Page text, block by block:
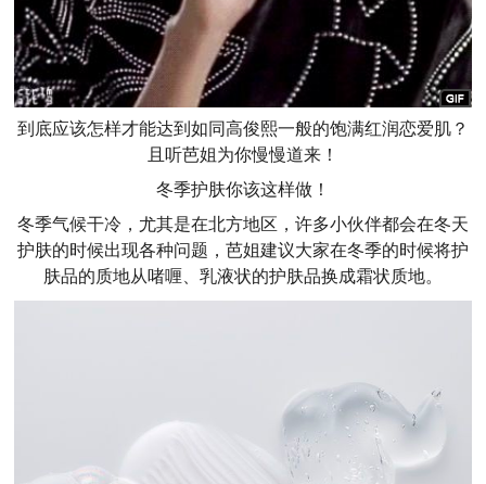
到底应该怎样才能达到如同高俊熙一般的饱满红润恋爱肌？
且听芭姐为你慢慢道来！
冬季护肤你该这样做！
冬季气候干冷，尤其是在北方地区，许多小伙伴都会在冬天
护肤的时候出现各种问题，芭姐建议大家在冬季的时候将护
肤品的质地从啫喱、乳液状的护肤品换成霜状质地。